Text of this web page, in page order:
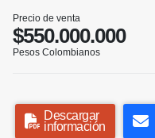
Precio de venta
$550.000.000
Pesos Colombianos
Descargar
información